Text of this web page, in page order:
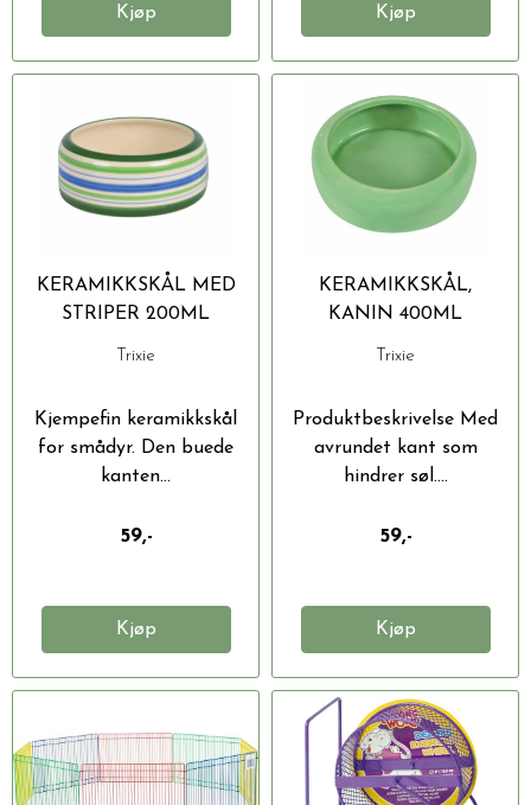
Kjøp Kjøp
KERAMIKKSKÅL MED
STRIPER 200ML
Trixie
Kjempefin keramikkskål
for smådyr. Den buede
kanten...
59,-
Kjøp
KERAMIKKSKÅL,
KANIN 400ML
Trixie
Produktbeskrivelse Med
avrundet kant som
hindrer søl....
59,-
Kjøp